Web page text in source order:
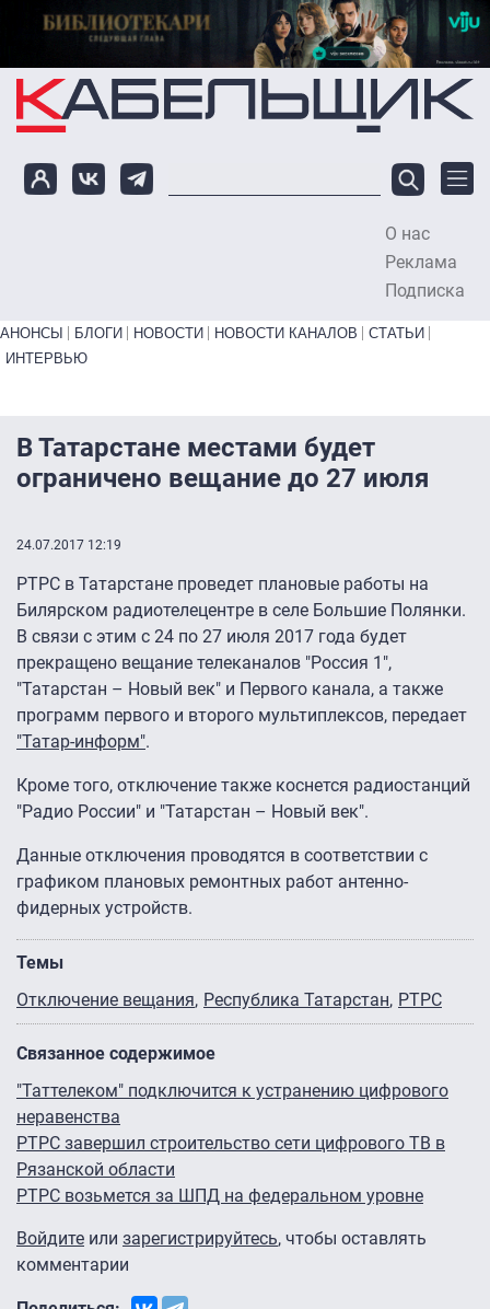
Перейти к основному содержанию
О нас
Реклама
Подписка
Primary links bottom
АНОНСЫ БЛОГИ НОВОСТИ НОВОСТИ КАНАЛОВ
СТАТЬИ
ИНТЕРВЬЮ
В Татарстане местами будет
ограничено вещание до 27 июля
24.07.2017 12:19
РТРС в Татарстане проведет плановые работы на
Билярском радиотелецентре в селе Большие Полянки.
В связи с этим с 24 по 27 июля 2017 года будет
прекращено вещание телеканалов "Россия 1",
"Татарстан – Новый век" и Первого канала, а также
программ первого и второго мультиплексов, передает
"Татар-информ".
Кроме того, отключение также коснется радиостанций
"Радио России" и "Татарстан – Новый век".
Данные отключения проводятся в соответствии с
графиком плановых ремонтных работ антенно-
фидерных устройств.
Темы
Отключение вещания Республика Татарстан РТРС
Связанное содержимое
"Таттелеком" подключится к устранению цифрового
неравенства
РТРС завершил строительство сети цифрового ТВ в
Рязанской области
РТРС возьмется за ШПД на федеральном уровне
Войдите или зарегистрируйтесь, чтобы оставлять
комментарии